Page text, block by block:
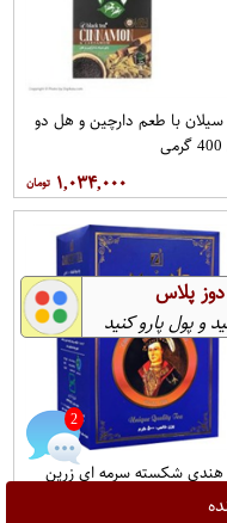
با طعم دارچین و هل دو
۱,۰۳۴,۰۰۰
شکسته سرمه ای زرین
2
دوز پلاس
و پول پارو کنید